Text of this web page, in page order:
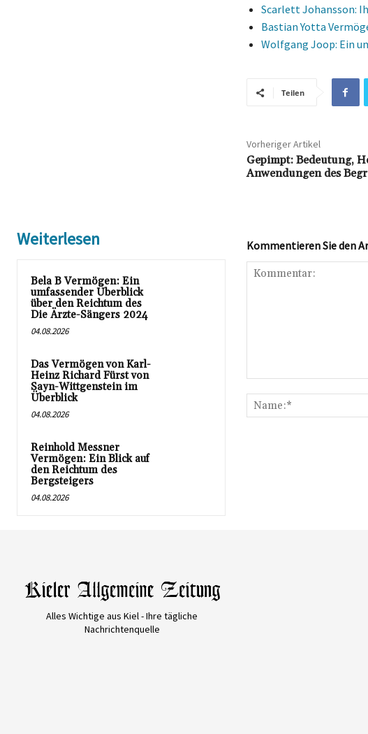
Scarlett Johansson:
Bastian Yotta
Wolfgang Joop: Ein
Teilen
Vorheriger Artikel
Gepimpt: Bedeutung,
Anwendungen des
Weiterlesen
Bela B Vermögen: Ein
umfassender Überblick
über den Reichtum des
Die Ärzte-Sängers 2024
04.08.2026
Das Vermögen von Karl-
Heinz Richard Fürst von
Sayn-Wittgenstein im
Überblick
04.08.2026
Reinhold Messner
Vermögen: Ein Blick auf
den Reichtum des
Bergsteigers
04.08.2026
Kommentieren Sie den
Alles Wichtige aus Kiel - Ihre tägliche
Nachrichtenquelle